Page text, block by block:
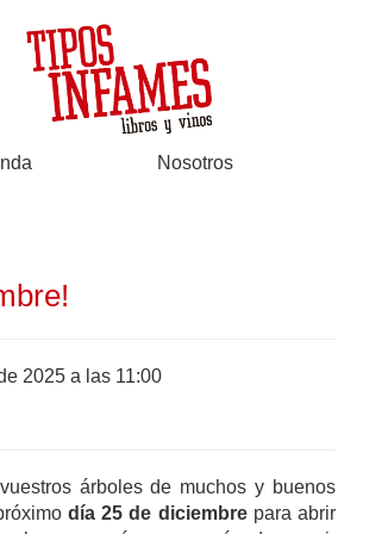
Nosotros
2025 a las 11:00
árboles de muchos y buenos
día 25 de diciembrepara abrir